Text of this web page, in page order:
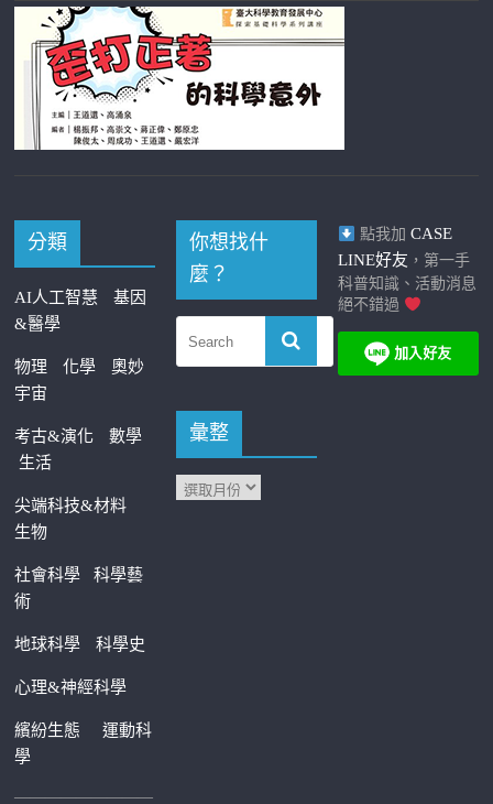
分類
AI人工智慧
基因
&醫學
物理 化學
奧妙
宇宙
考古&演化
數學
生活
尖端科技&材料
生物
社會科學科學藝
術
地球科學 科學史
心理&神經科學
繽紛生態運動科
學
—————————
你想找什
麼？
彙整
點我加 CASE
LINE好友 ，第一手
科普知識、活動消息
絕不錯過